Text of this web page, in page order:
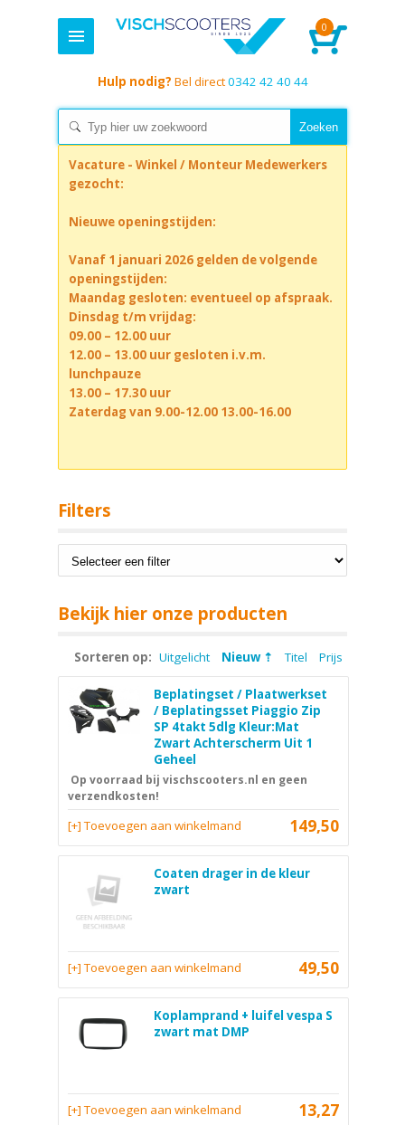
0
Hulp nodig? Bel direct0342 42 40 44
Vacature - Winkel / Monteur Medewerkers
gezocht:
Nieuwe openingstijden:
Vanaf 1 januari 2026 gelden de volgende
openingstijden:
Maandag gesloten: eventueel op afspraak.
Dinsdag t/m vrijdag:
09.00 – 12.00 uur
12.00 – 13.00 uur gesloten i.v.m.
lunchpauze
13.00 – 17.30 uur
Zaterdag van 9.00-12.00 13.00-16.00
Filters
Bekijk hier onze producten
Sorteren op: Uitgelicht Nieuw Titel Prijs
Beplatingset / Plaatwerkset
/ Beplatingsset Piaggio Zip
SP 4takt 5dlg Kleur:Mat
Zwart Achterscherm Uit 1
Geheel
Op voorraad bij vischscooters.nl en geen
verzendkosten!
149,50
[+] Toevoegen aan winkelmand
Coaten drager in de kleur
zwart
49,50
[+] Toevoegen aan winkelmand
Koplamprand + luifel vespa S
zwart mat DMP
13,27
[+] Toevoegen aan winkelmand